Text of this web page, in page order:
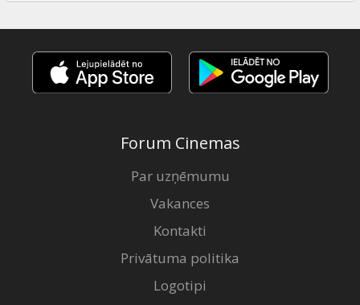
Forum Cinemas
Par uzņēmumu
Vakances
Kontakti
Privātuma politika
Logotipi